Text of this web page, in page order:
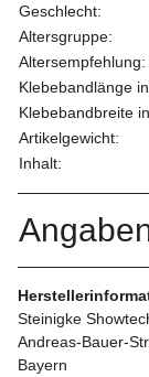
Geschlecht:
Altersgruppe:
Altersempfehlung:
Klebebandlänge
Klebebandbreite
Artikelgewicht:
Inhalt:
Steinigke
Andreas-Bauer-
Bayern